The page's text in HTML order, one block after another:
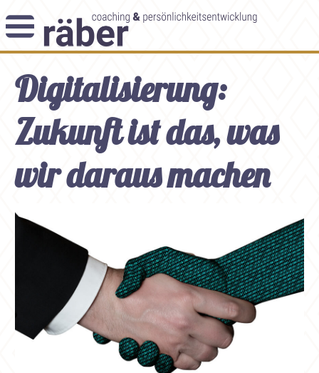
Themenblog
Angebot
Coaching-Impulse
Das Enneagramm
Arbeitsweise
Digitalisierung:
Zukunft ist das, was
wir daraus machen